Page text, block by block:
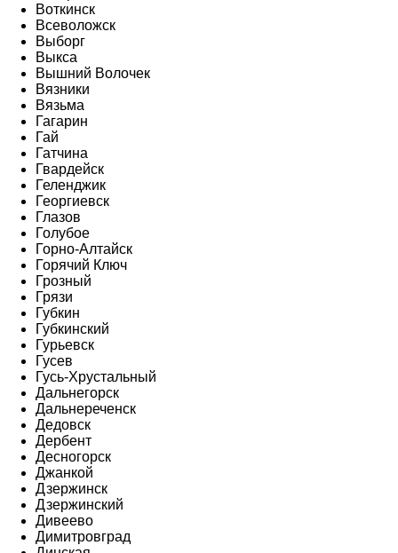
Воткинск
Всеволожск
Выборг
Выкса
Вышний Волочек
Вязники
Вязьма
Гагарин
Гай
Гатчина
Гвардейск
Геленджик
Георгиевск
Глазов
Голубое
Горно-Алтайск
Горячий Ключ
Грозный
Грязи
Губкин
Губкинский
Гурьевск
Гусев
Гусь-Хрустальный
Дальнегорск
Дальнереченск
Дедовск
Дербент
Десногорск
Джанкой
Дзержинск
Дзержинский
Дивеево
Димитровград